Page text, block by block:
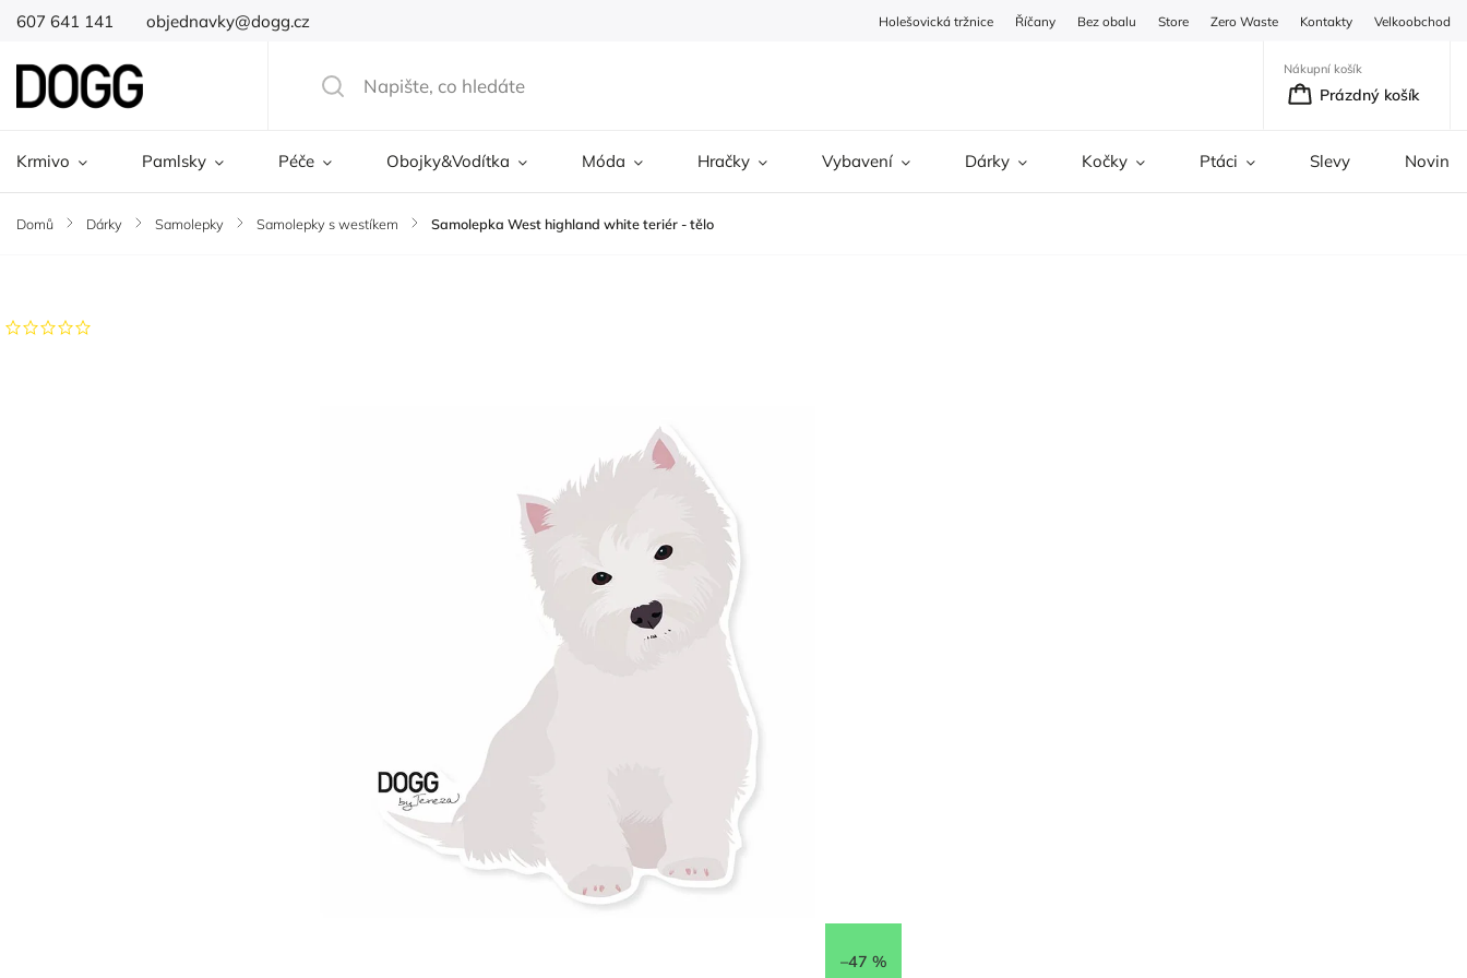
607 641 141 objednavky@dogg.cz Holešovická tržnice Říčany Bez obalu Store Zero Waste Kontakty Velkoobchod
Nákupní košík
Prázdný košík
Krmivo Pamlsky Péče Obojky&Vodítka Móda Hračky Vybavení Dárky Kočky Ptáci Slevy Novinky
Domů / Dárky / Samolepky / Samolepky s westíkem / Samolepka West highland white teriér - tělo
–47 %